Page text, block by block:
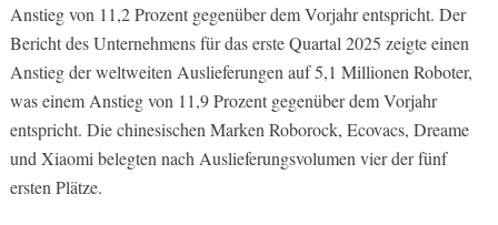
Anstieg von 11,2 Prozent gegenüber dem Vorjahr entspricht. Der
Bericht des Unternehmens für das erste Quartal 2025 zeigte einen
Anstieg der weltweiten Auslieferungen auf 5,1 Millionen Roboter,
was einem Anstieg von 11,9 Prozent gegenüber dem Vorjahr
entspricht. Die chinesischen Marken Roborock, Ecovacs, Dreame
und Xiaomi belegten nach Auslieferungsvolumen vier der fünf
ersten Plätze.